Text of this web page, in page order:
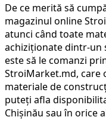
De ce merită să
magazinul online
atunci când toate
achiziționate dintr-un
este să le comanzi
StroiMarket.md, care
materiale de
puteți afla
Chișinău sau în orice